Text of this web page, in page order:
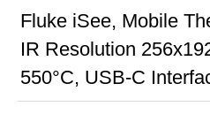
Fluke iSee, Mobile
IR Resolution
550°C, USB-C